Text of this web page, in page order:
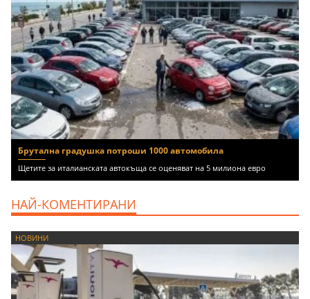
Брутална градушка потроши 1000 автомобила
Щетите за италианската автокъща се оценяват на 5 милиона евро
НАЙ-КОМЕНТИРАНИ
НОВИНИ